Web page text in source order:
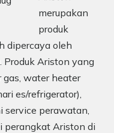
merupakan
produk
dipercaya oleh
Produk Ariston yang
water heater
es/refrigerator),
service perawatan,
perangkat Ariston di